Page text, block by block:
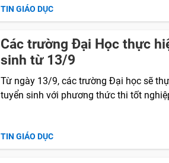
TIN GIÁO DỤC
Các trường Đại Học thực
sinh từ 13/9
Từ ngày 13/9, các trường Đại học sẽ
tuyển sinh với phương thức thi tốt
TIN GIÁO DỤC